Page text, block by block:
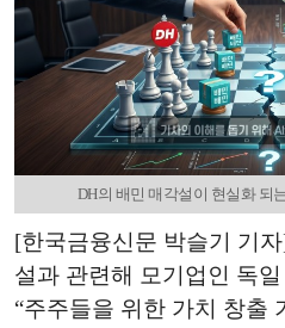
DH의 배민 매각설이 현실화 되
[한국금융신문 박슬기 기
설과 관련해 모기업인 독
“주주들을 위한 가치 창출